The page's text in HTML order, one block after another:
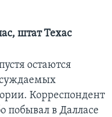
штат Техас
остаются
Корреспондент
побывал в Далласе